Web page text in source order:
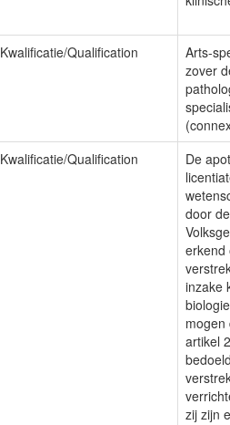
Kwalificatie/Qualification
Arts-
zover
Kwalificatie/Qualification
De
door
erkend
inzake
mogen
artikel
zij zijn